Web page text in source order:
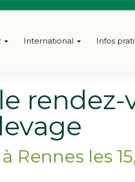
International Infos
les